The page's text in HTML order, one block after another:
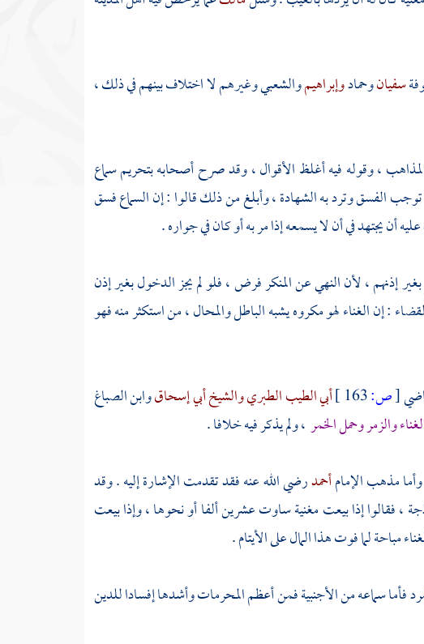
سفيانوحمادوإبراهيموالشعبيوغيرهم لا اختلاف بينهم في ذلك ،
، وقوله فيه أغلظ الأقوال ، وقد صرح أصحابه بتحريم سماع
الفسق وترد به الشهادة ، وأبلغ من ذلك قالوا : إن السماع فسق
أن يجتهد في أن لا يسمعه إذا مر به أو كان في جواره .
إذنهم ، لأن النهي عن المنكر فرض ، فلو لم يجز الدخول بغير إذن
: إن الغناء لهو مكروه يشبه الباطل والمحال ، من استكثر منه فهو
[ص: أبي الطيب الطبريوالشيخ أبي إسحاقوابن الصباغ
والزمر وحمل الخمر، ولم يذكر فيه خلافا .
وأما مذهب الإمامأحمدرضي الله عنه فقد تقدمت الإشارة إليه . وقد
، فقالوا إذا بيعت مغنية ساوت عشرين ألفا أو نحوها ، وإذا بيعت
مباحة لما فوت هذا المال على الأيتام .
فأما سماعه من الأجنبية فمن أعظم المحرمات وأشدها إفسادا للدين